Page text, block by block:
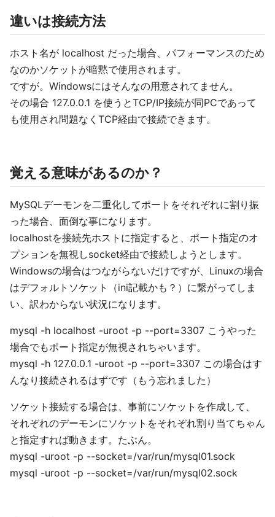
違いは接続方法
ホスト名が localhost だった場合、パフォーマンスのため
なのかソケットが暗黙で使用されます。
ですが。Windowsにはそんなの用意されてません。
その場合 127.0.0.1 を使うとTCP/IP接続が同PCであって
も使用され問題なくTCP経由で接続できます。
覚える意味があるのか？
MySQLデーモンを二重化してポートをそれぞれに割り振
った場合、面倒な事になります。
localhostを接続先ホストに指定すると、ポート指定のオ
プションを無視しsocket経由で接続しようとします。
Windowsの場合はつながらないだけですが、Linuxの場合
はデフォルトソケット（ini記載かも？）に繋がってしま
い、訳わからない状況になります。
mysql -h localhost -uroot -p --port=3307 こうやった
場合でもポート指定が無視されちゃいます。
mysql -h 127.0.0.1 -uroot -p --port=3307 この場合はす
んなり接続されるはずです（もう忘れました）
ソケット接続する場合は、事前にソケットを作成して、
それぞれのデーモンにソケットをそれぞれ割り当てちゃん
と指定すれば動きます。たぶん。
mysql -uroot -p --socket=/var/run/mysql01.sock
mysql -uroot -p --socket=/var/run/mysql02.sock